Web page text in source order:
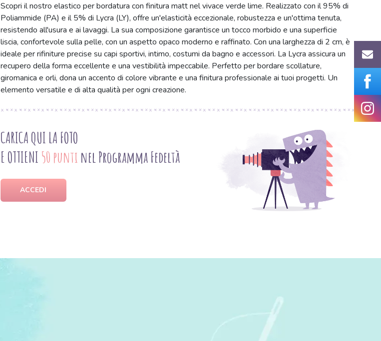
Scopri il nostro elastico per bordatura con finitura matt nel vivace verde lime. Realizzato con il 95% di
Poliammide (PA) e il 5% di Lycra (LY), offre un'elasticità eccezionale, robustezza e un'ottima tenuta,
resistendo all'usura e ai lavaggi. La sua composizione garantisce un tocco morbido e una superficie
liscia, confortevole sulla pelle, con un aspetto opaco moderno e raffinato. Con una larghezza di 2 cm, è
ideale per rifiniture precise su capi sportivi, intimo, costumi da bagno e accessori. La Lycra assicura un
recupero della forma eccellente e una vestibilità impeccabile. Perfetto per bordare scollature,
giromanica e orli, dona un accento di colore vibrante e una finitura professionale ai tuoi progetti. Un
elemento versatile e di alta qualità per ogni creazione.
CARICA QUI LA FOTO
E OTTIENI 50 punti nel Programma Fedeltà
ACCEDI